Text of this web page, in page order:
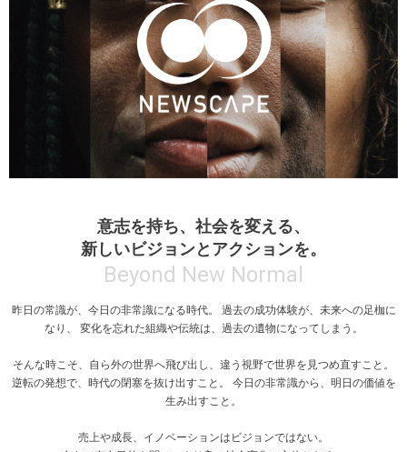
意志を持ち、社会を変える、
新しいビジョンとアクションを。
Beyond New Normal
昨日の常識が、今日の非常識になる時代。 過去の成功体験が、未来への足枷に
なり、 変化を忘れた組織や伝統は、過去の遺物になってしまう。
そんな時こそ、自ら外の世界へ飛び出し、違う視野で世界を見つめ直すこと。
逆転の発想で、時代の閉塞を抜け出すこと。 今日の非常識から、明日の価値を
生み出すこと。
売上や成長、イノベーションはビジョンではない。